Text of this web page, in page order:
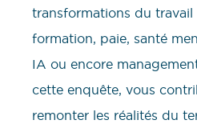
transformations du travail
formation, paie, santé
IA ou encore
cette enquête, vous
remonter les réalités du